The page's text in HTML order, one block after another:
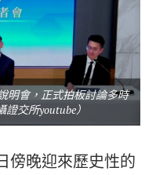
明會，正式拍板討論多時
交所youtube）
傍晚迎來歷史性的